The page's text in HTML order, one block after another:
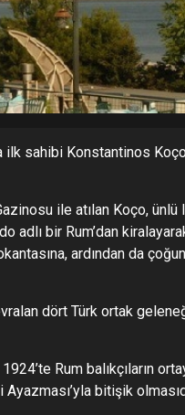
ilk sahibi Konstantinos
ile atılan Koço, ünlü
adlı bir Rum’dan
ardından da
dört Türk ortak
Rum balıkçıların
bitişik